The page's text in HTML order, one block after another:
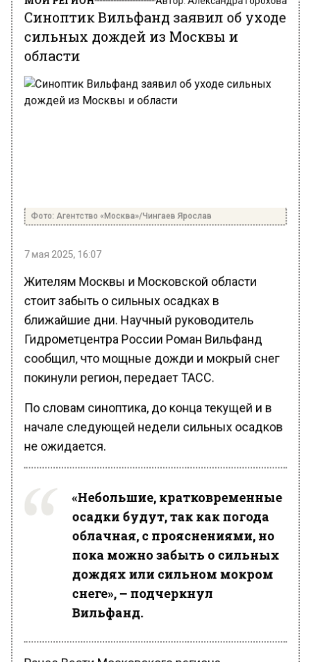
Синоптик Вильфанд заявил об уходе
сильных дождей из Москвы и
области
Фото: Агентство «Москва»/Чингаев Ярослав
7 мая 2025, 16:07
Жителям Москвы и Московской области
стоит забыть о сильных осадках в
ближайшие дни. Научный руководитель
Гидрометцентра России Роман Вильфанд
сообщил, что мощные дожди и мокрый снег
покинули регион, передает ТАСС.
По словам синоптика, до конца текущей и в
начале следующей недели сильных осадков
не ожидается.
«Небольшие, кратковременные
осадки будут, так как погода
облачная, с прояснениями, но
пока можно забыть о сильных
дождях или сильном мокром
снеге», – подчеркнул
Вильфанд.